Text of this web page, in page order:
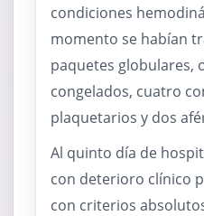
condiciones
momento se habían
paquetes globulares,
congelados, cuatro
plaquetarios y dos
Al quinto día de
con deterioro clínico
con criterios